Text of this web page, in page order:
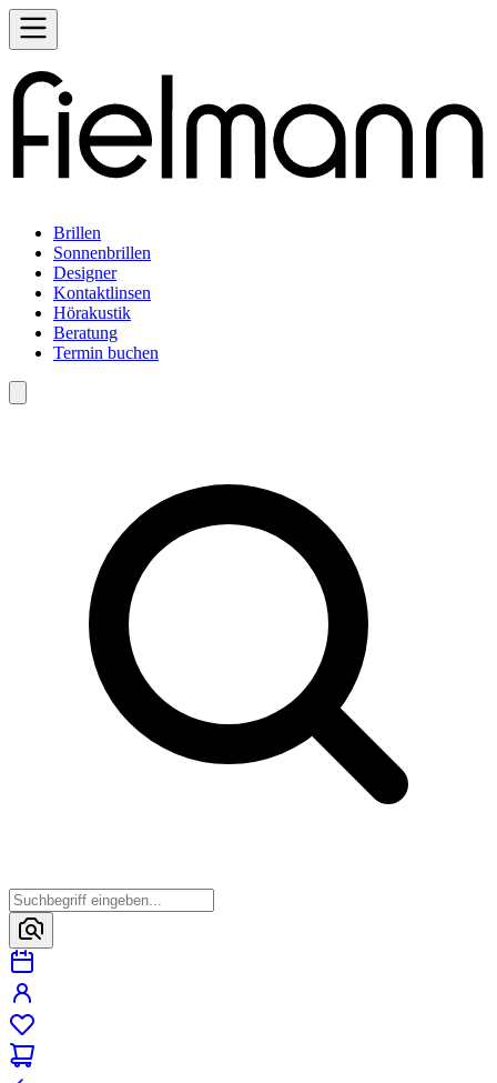
Brillen
Sonnenbrillen
Designer
Kontaktlinsen
Hörakustik
Beratung
Termin buchen